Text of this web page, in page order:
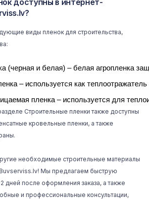
доступны в интернет-
виды пленок для строительства,
(черная и белая) – белая агропленка
– используется как
пленка – используется для
Строительные пленки также доступны
кровельные пленки, а также
необходимые строительные материалы
Мы предлагаем быструю
дней после оформления заказа, а также
и профессиональные консультации,